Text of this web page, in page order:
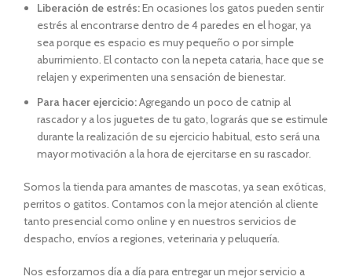
Liberación de estrés:En ocasiones los gatos pueden sentir
estrés al encontrarse dentro de 4 paredes en el hogar, ya
sea porque es espacio es muy pequeño o por simple
aburrimiento. El contacto con la nepeta cataria, hace que se
relajen y experimenten una sensación de bienestar.
Para hacer ejercicio:Agregando un poco de catnip al
rascador y a los juguetes de tu gato, lograrás que se estimule
durante la realización de su ejercicio habitual, esto será una
mayor motivación a la hora de ejercitarse en su rascador.
Somos la tienda para amantes de mascotas, ya sean exóticas,
perritos o gatitos. Contamos con la mejor atención al cliente
tanto presencial como online y en nuestros servicios de
despacho, envíos a regiones, veterinaria y peluquería.
Nos esforzamos día a día para entregar un mejor servicio a